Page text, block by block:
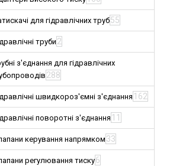
для гідравлічних труб55
труби 2
з'єднання для гідравлічних
288
швидкороз'ємні з'єднання 162
поворотні з'єднання 11
керування напрямком 33
регулювання тиску6